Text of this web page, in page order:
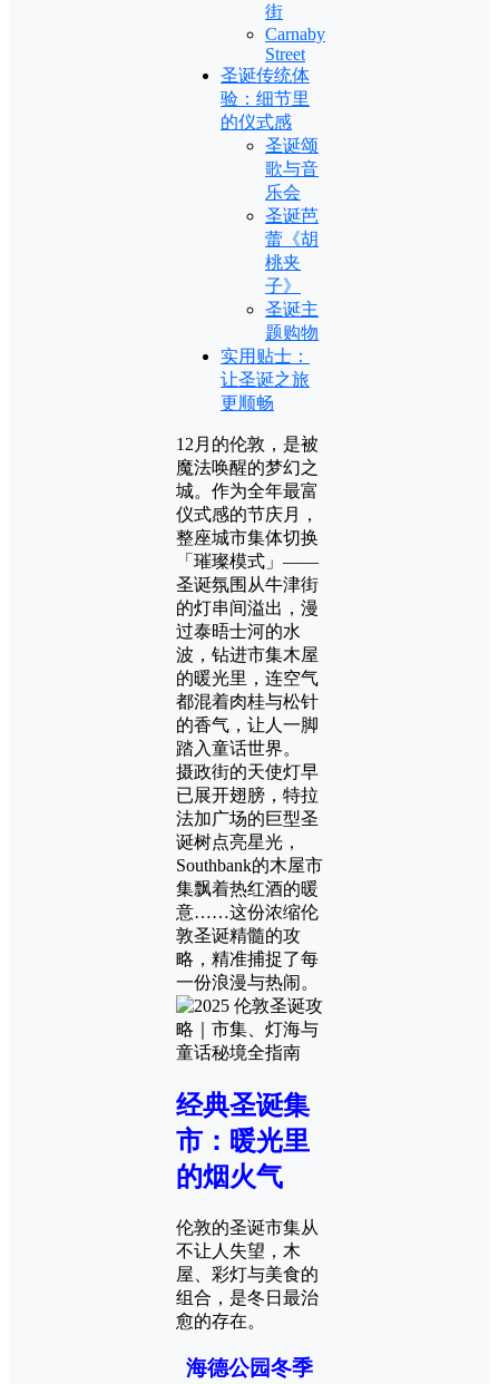
街
Carnaby
Street
圣诞传统体
验：细节里
的仪式感
圣诞颂
歌与音
乐会
圣诞芭
蕾《胡
桃夹
子》
圣诞主
题购物
实用贴士：
让圣诞之旅
更顺畅
12月的伦敦，是被
魔法唤醒的梦幻之
城。作为全年最富
仪式感的节庆月，
整座城市集体切换
「璀璨模式」——
圣诞氛围从牛津街
的灯串间溢出，漫
过泰晤士河的水
波，钻进市集木屋
的暖光里，连空气
都混着肉桂与松针
的香气，让人一脚
踏入童话世界。
摄政街的天使灯早
已展开翅膀，特拉
法加广场的巨型圣
诞树点亮星光，
Southbank的木屋市
集飘着热红酒的暖
意……这份浓缩伦
敦圣诞精髓的攻
略，精准捕捉了每
一份浪漫与热闹。
经典圣诞集
市：暖光里
的烟火气
伦敦的圣诞市集从
不让人失望，木
屋、彩灯与美食的
组合，是冬日最治
愈的存在。
海德公园冬季